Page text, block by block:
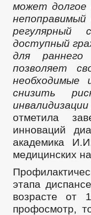
может долгое
непоправимый
регулярный
доступный
для раннего
позволяет
необходимые
снизить
отметила
инноваций
академика
медицинских
этапа
возрасте от
профосмотр,